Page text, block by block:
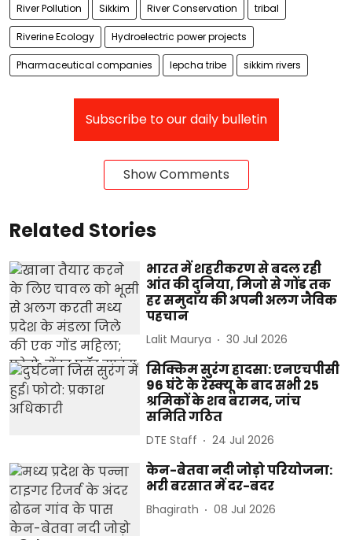
River Pollution Sikkim River Conservation tribal
Riverine Ecology Hydroelectric power projects
Pharmaceutical companies lepcha tribe sikkim rivers
Subscribe to our daily bulletin
Show Comments
Related Stories
भारत में शहरीकरण से बदल रही
आंत की दुनिया, मिजो से गोंड तक
हर समुदाय की अपनी अलग जैविक
पहचान
Lalit Maurya 30 Jul 2026
सिक्किम सुरंग हादसा: एनएचपीसी
96 घंटे के रेस्क्यू के बाद सभी 25
श्रमिकों के शव बरामद, जांच
समिति गठित
DTE Staff 24 Jul 2026
केन-बेतवा नदी जोड़ो परियोजना:
भरी बरसात में दर-बदर
Bhagirath 08 Jul 2026